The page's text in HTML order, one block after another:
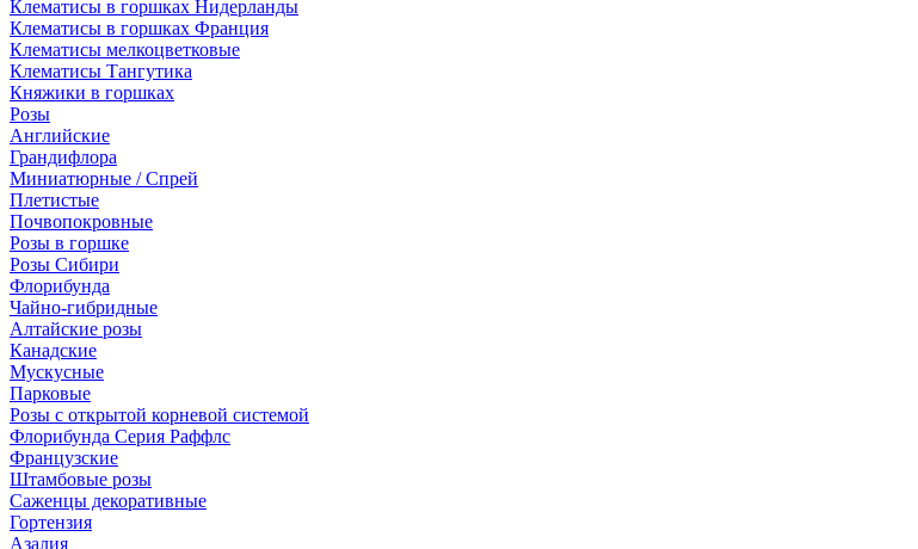
Клематисы в горшках Нидерланды
Клематисы в горшках Франция
Клематисы мелкоцветковые
Клематисы Тангутика
Княжики в горшках
Розы
Английские
Грандифлора
Миниатюрные / Спрей
Плетистые
Почвопокровные
Розы в горшке
Розы Сибири
Флорибунда
Чайно-гибридные
Алтайские розы
Канадские
Мускусные
Парковые
Розы с открытой корневой системой
Флорибунда Серия Раффлс
Французские
Штамбовые розы
Саженцы декоративные
Гортензия
Азалия